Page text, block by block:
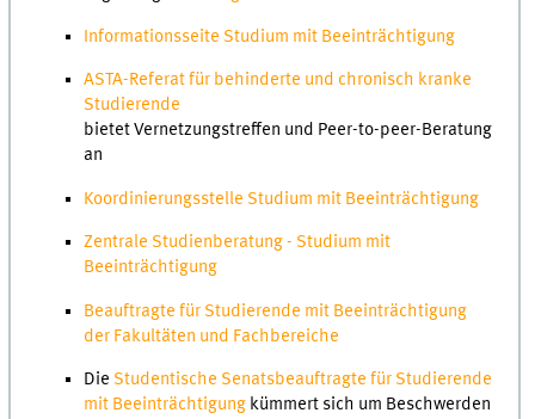
Informationsseite Studium mit Beeinträchtigung
ASTA-Referat für behinderte und chronisch kranke
Studierende
bietet Vernetzungstreffen und Peer-to-peer-Beratung
an
Koordinierungsstelle Studium mit Beeinträchtigung
Zentrale Studienberatung - Studium mit
Beeinträchtigung
Beauftragte für Studierende mit Beeinträchtigung
der Fakultäten und Fachbereiche
Die Studentische Senatsbeauftragte für Studierende
mit Beeinträchtigung kümmert sich um Beschwerden